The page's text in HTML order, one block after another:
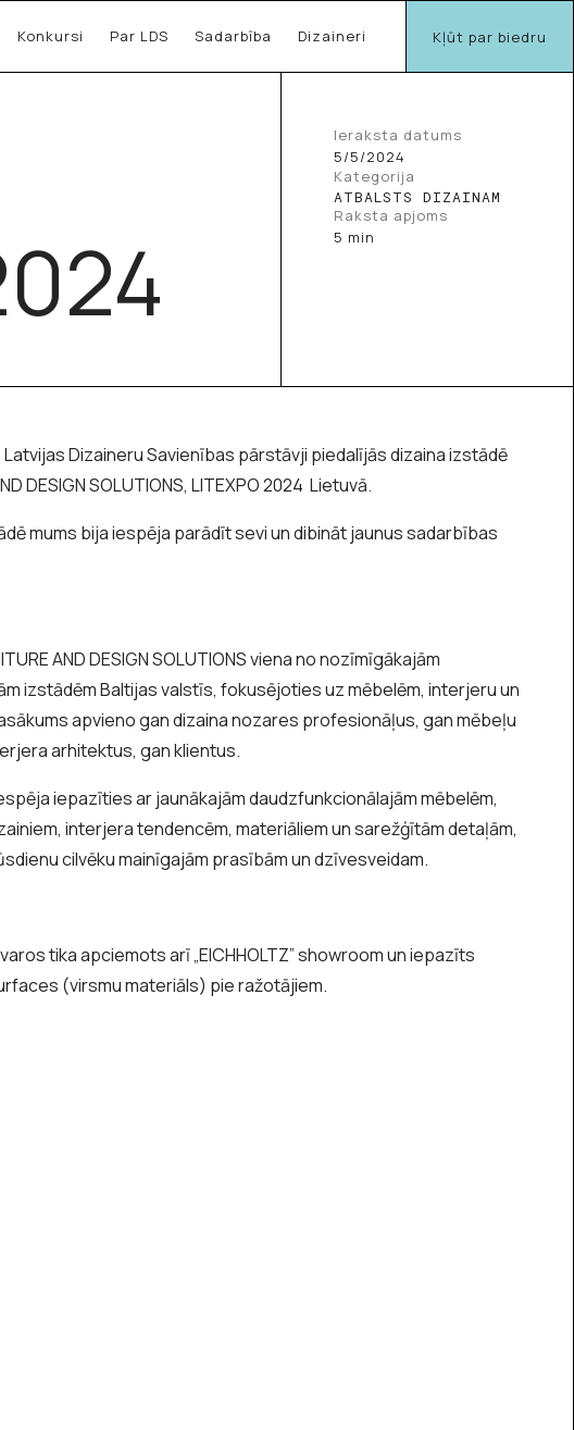
Konkursi Par LDS Sadarbība Dizaineri Kļūt par biedru
Ieraksta datums
5/5/2024
Kategorija
ATBALSTS DIZAINAM
Raksta apjoms
5 min
Dizaineru Savienības pārstāvji piedalījās dizaina izstādē
DESIGN SOLUTIONS, LITEXPO 2024 Lietuvā.
mums bija iespēja parādīt sevi un dibināt jaunus sadarbības
AND DESIGN SOLUTIONS viena no nozīmīgākajām
izstādēm Baltijas valstīs, fokusējoties uz mēbelēm, interjeru un
apvieno gan dizaina nozares profesionāļus, gan mēbeļu
arhitektus, gan klientus.
iepazīties ar jaunākajām daudzfunkcionālajām mēbelēm,
interjera tendencēm, materiāliem un sarežģītām detaļām,
cilvēku mainīgajām prasībām un dzīvesveidam.
tika apciemots arī „EICHHOLTZ” showroom un iepazīts
(virsmu materiāls) pie ražotājiem.